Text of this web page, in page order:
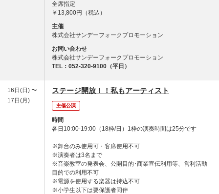
全席指定
￥13,800円（税込）
主催
株式会社サンデーフォークプロモーション
お問い合わせ
株式会社サンデーフォークプロモーション
TEL：052-320-9100（平日）
16日(日) 〜
17日(月)
ステージ開放！！私もアーティスト
主催公演
時間
各日10:00-19:00（18枠/日）1枠の演奏時間は25分です
※舞台のみ使用可・客席使用不可
※演奏者は3名まで
※音楽教室の発表会、公開目的･商業宣伝利用等、営利活動
目的での利用不可
※電源を使用する楽器は持込不可
※小学生以下は要保護者同伴